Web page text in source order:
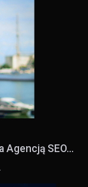
Agencją SEO...